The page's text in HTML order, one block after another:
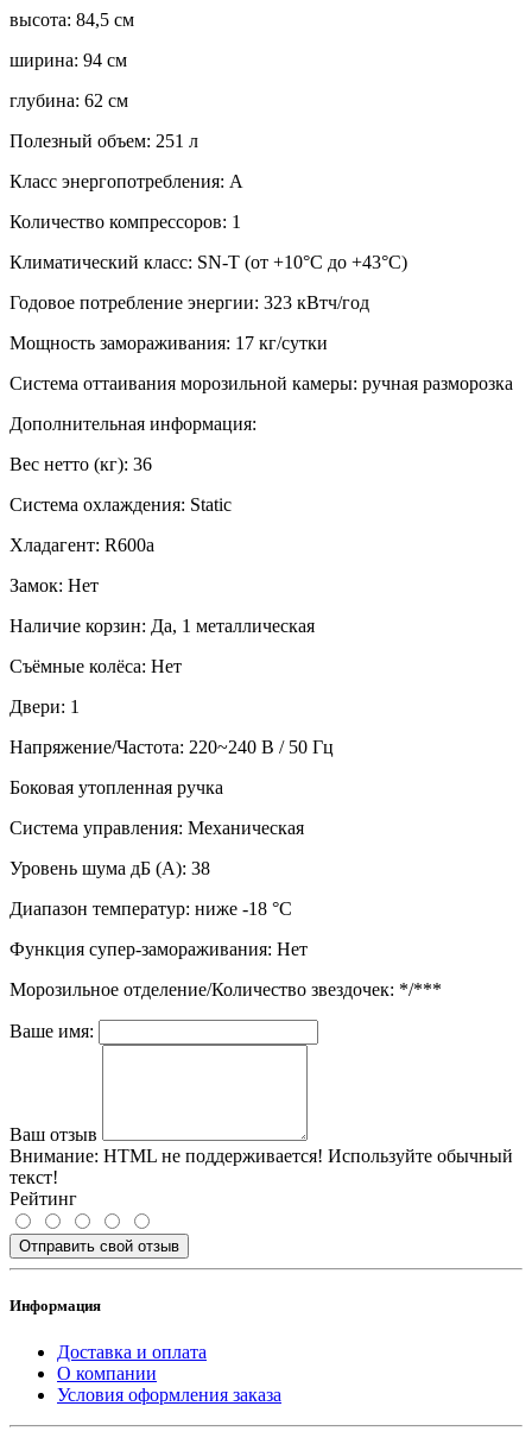
высота: 84,5 см
ширина: 94 см
глубина: 62 см
Полезный объем: 251 л
Класс энергопотребления: A
Количество компрессоров: 1
Климатический класс: SN-T (от +10°С до +43°С)
Годовое потребление энергии: 323 кВтч/год
Мощность замораживания: 17 кг/сутки
Система оттаивания морозильной камеры: ручная разморозка
Дополнительная информация:
Вес нетто (кг): 36
Система охлаждения: Static
Хладагент: R600a
Замок: Нет
Наличие корзин: Да, 1 металлическая
Съёмные колёса: Нет
Двери: 1
Напряжение/Частота: 220~240 В / 50 Гц
Боковая утопленная ручка
Система управления: Механическая
Уровень шума дБ (А): 38
Диапазон температур: ниже -18 °C
Функция супер-замораживания: Нет
Морозильное отделение/Количество звездочек: */***
Ваше имя:
Ваш отзыв
Внимание: HTML не поддерживается! Используйте обычный
текст!
Рейтинг
Отправить свой отзыв
Информация
Доставка и оплата
О компании
Условия оформления заказа